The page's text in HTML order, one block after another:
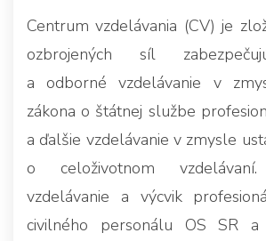
Centrum vzdelávania (CV) je
ozbrojených síl
a odborné vzdelávanie v
zákona o štátnej službe
a ďalšie vzdelávanie v zmysle
o celoživotnom vzdelávaní.
vzdelávanie a výcvik
civilného personálu OS SR a